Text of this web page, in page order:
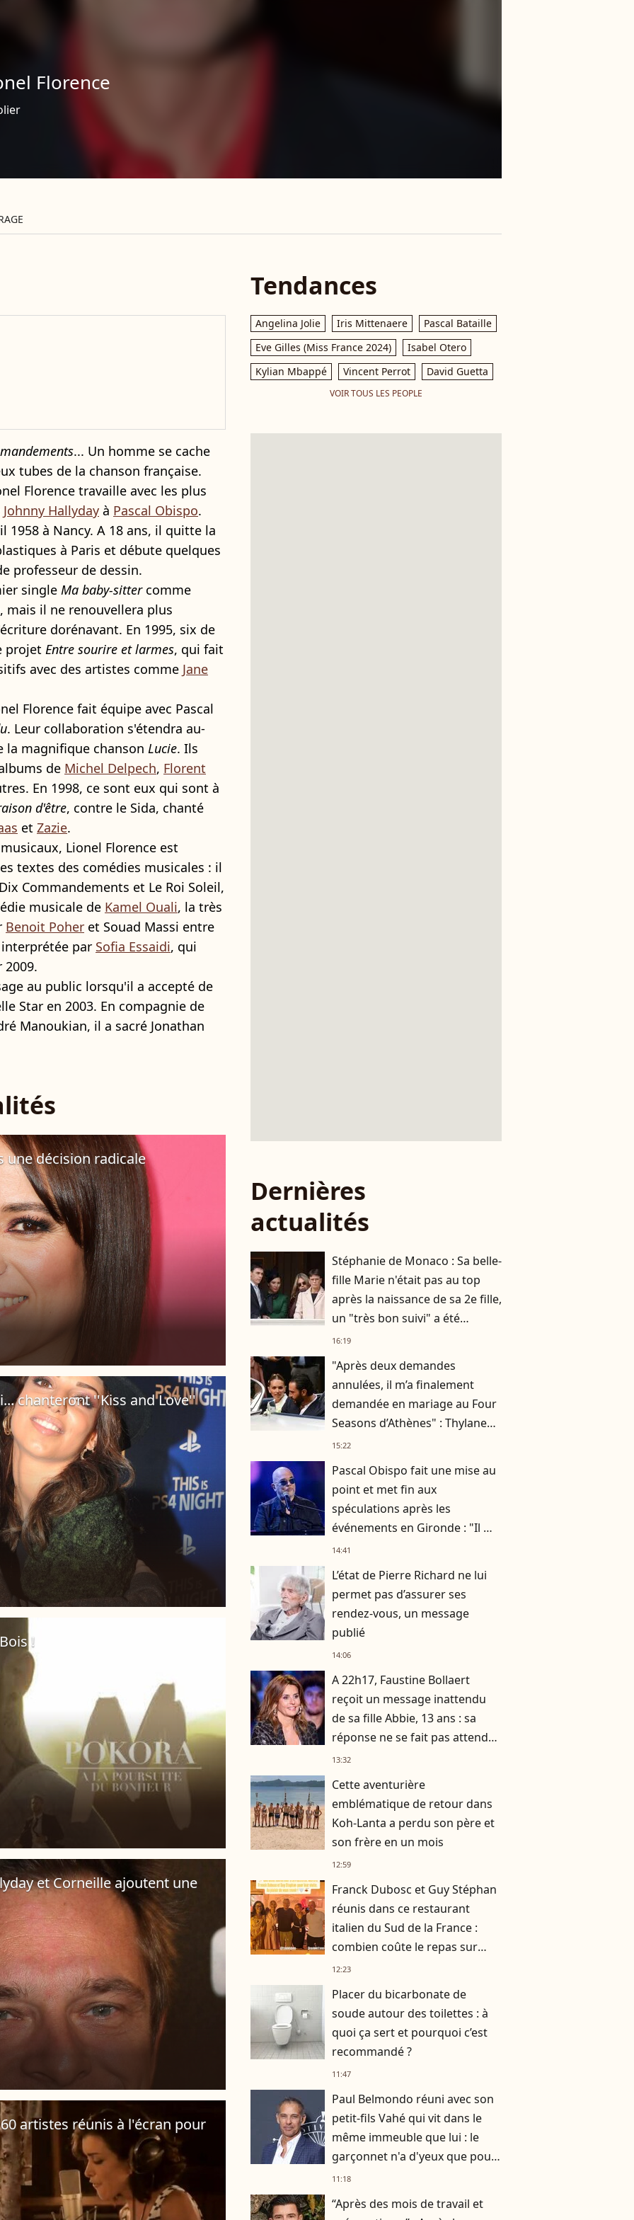
Florence
... Un homme se cache
tubes de la chanson française.
Florence travaille avec les plus
Johnny Hallyday à Pascal Obispo.
1958 à Nancy. A 18 ans, il quitte la
à Paris et débute quelques
professeur de dessin.
single Ma baby-sittercomme
il ne renouvellera plus
dorénavant. En 1995, six de
projet Entre sourire et larmes, qui fait
avec des artistes comme Jane
Florence fait équipe avec Pascal
. Leur collaboration s'étendra au-
la magnifique chanson Lucie. Ils
de Michel Delpech, Florent
En 1998, ce sont eux qui sont à
d'être, contre le Sida, chanté
et Zazie.
Lionel Florence est
textes des comédies musicales : il
Commandements et Le Roi Soleil,
musicale de Kamel Ouali, la très
Benoit Poher et Souad Massi entre
par Sofia Essaidi, qui
2009.
au public lorsqu'il a accepté de
Star en 2003. En compagnie de
Manoukian, il a sacré Jonathan
une décision radicale
chanteront ''Kiss and Love''
!
et Corneille ajoutent une
artistes réunis à l'écran pour
Tendances
Angelina Jolie Iris Mittenaere
Pascal Bataille
Eve Gilles (Miss France 2024)
Isabel Otero
Kylian Mbappé
Vincent Perrot David Guetta
VOIR TOUS LES PEOPLE
Dernières
actualités
Stéphanie de Monaco : Sa belle-
fille Marie n'était pas au top
après la naissance de sa 2e fille,
un "très bon suivi" a été
nécessaire
16:19
"Après deux demandes
annulées, il m’a finalement
demandée en mariage au Four
Seasons d’Athènes" : Thylane
Blondeau raconte ses
15:22
Pascal Obispo fait une mise au
point et met fin aux
spéculations après les
événements en Gironde : "Il me
semble important de
14:41
L’état de Pierre Richard ne lui
permet pas d’assurer ses
rendez-vous, un message
publié
14:06
A 22h17, Faustine Bollaert
reçoit un message inattendu
de sa fille Abbie, 13 ans : sa
réponse ne se fait pas attendre
!13:32
Cette aventurière
emblématique de retour dans
Koh-Lanta a perdu son père et
son frère en un mois
12:59
Franck Dubosc et Guy Stéphan
réunis dans ce restaurant
italien du Sud de la France :
combien coûte le repas sur
place ?
12:23
Placer du bicarbonate de
soude autour des toilettes : à
quoi ça sert et pourquoi c’est
recommandé ?
11:47
Paul Belmondo réuni avec son
petit-fils Vahé qui vit dans le
même immeuble que lui : le
garçonnet n'a d'yeux que pour
son papa à la télévision
11:18
“Après des mois de travail et